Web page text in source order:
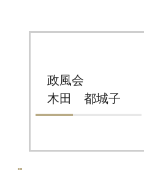
政風会
木田 都城子